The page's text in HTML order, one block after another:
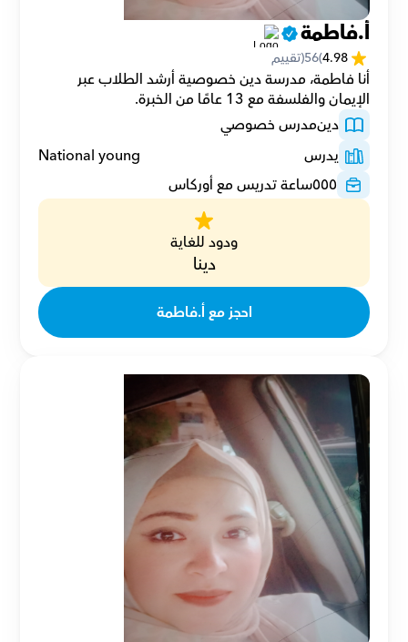
أ.فاطمة
4.98
(
56(تقييم
الإيمان والفلسفة مع 13 عامًا من الخبرة.
دينمدرس خصوصي
يدرس
National young
٥٥٥ساعة تدريس مع أوركاس
ودود للغاية
دينا
احجز مع أ.فاطمة